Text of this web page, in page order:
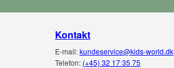
Kontakt
E-mail:kundeservice@kids-world.dk
Telefon: (+45) 32 17 35 75